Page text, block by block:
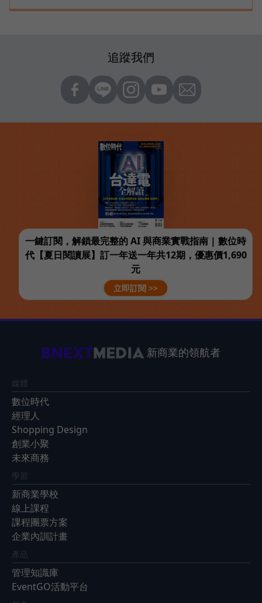
追蹤我們
一鍵訂閱，解鎖最完整的 AI 與商業實戰指南 | 數位時
代【夏日閱讀展】訂一年送一年共12期，優惠價1,690
元
立即訂閱 >>
新商業的領航者
媒體
數位時代
經理人
Shopping Design
創業小聚
未來商務
學習
新商業學校
線上課程
課程團票方案
企業內訓計畫
產品
管理知識庫
EventGO活動平台